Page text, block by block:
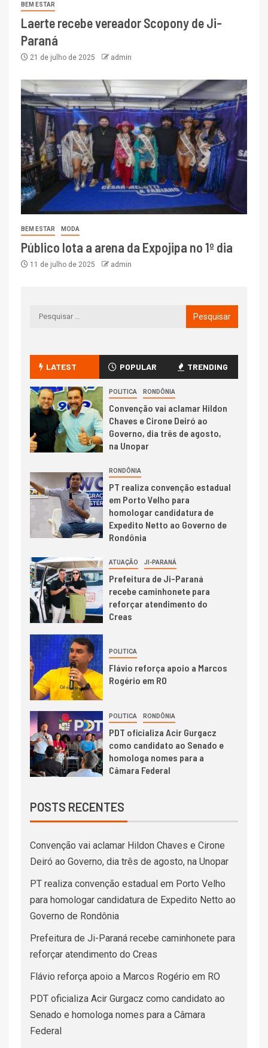
BEM ESTAR
Laerte recebe vereador Scopony de Ji-
Paraná
21 de julho de 2025 admin
BEM ESTAR MODA
Público lota a arena da Expojipa no 1º dia
11 de julho de 2025 admin
LATEST POPULAR TRENDING
POLITICA RONDÔNIA
Convenção vai aclamar Hildon
Chaves e Cirone Deiró ao
Governo, dia três de agosto,
na Unopar
RONDÔNIA
PT realiza convenção estadual
em Porto Velho para
homologar candidatura de
Expedito Netto ao Governo de
Rondônia
ATUAÇÃO JI-PARANÁ
Prefeitura de Ji-Paraná
recebe caminhonete para
reforçar atendimento do
Creas
POLITICA
Flávio reforça apoio a Marcos
Rogério em RO
POLITICA RONDÔNIA
PDT oficializa Acir Gurgacz
como candidato ao Senado e
homologa nomes para a
Câmara Federal
POSTS RECENTES
Convenção vai aclamar Hildon Chaves e Cirone
Deiró ao Governo, dia três de agosto, na Unopar
PT realiza convenção estadual em Porto Velho
para homologar candidatura de Expedito Netto ao
Governo de Rondônia
Prefeitura de Ji-Paraná recebe caminhonete para
reforçar atendimento do Creas
Flávio reforça apoio a Marcos Rogério em RO
PDT oficializa Acir Gurgacz como candidato ao
Senado e homologa nomes para a Câmara
Federal